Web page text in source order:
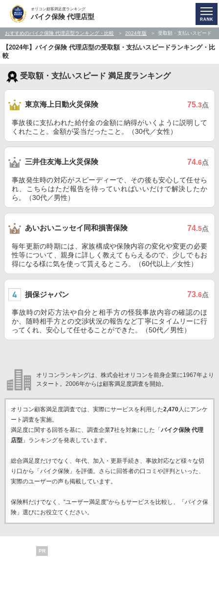
オリコン顧客満足度ランキング
バイク保険 代理店型
おすすめのバイク保険 代理店型ランキング・比較 2024年版 受取額・支払いスピード
【2024年】バイク保険 代理店型の受取額・支払いスピードランキング・比
較
受取額・支払いスピード 満足度ランキング
東京海上日動火災保険 75.3点
事故後に支払われた給付金の金額に納得がいくように説明して
くれたこと。金額が妥当だったこと。（30代／女性）
三井住友海上火災保険 74.6点
事故発生時の対応がスピーディーで、その後も安心して任せら
れ、こちらはただ報告を待っていればいいだけで解決したか
ら。（30代／男性）
あいおいニッセイ同和損害保険 74.5点
毎年更新の時期には、家族構成や保険内容の変化や変更の必要
性等について、親身に詳しく教えてもらえるので、少しでもお
得になる様に気を使って貰えるところ。（60代以上／女性）
損保ジャパン 73.6点
事故時の対応方法や自分と相手方の怪我事故内容の確認のほ
か、随時相手方との交渉状況の報告など丁寧にタイムリーに行
ってくれ、安心して任せることができた。（50代／男性）
オリコンランキングは、株式会社オリコンを前身企業に1967年より
スタート。2006年からは顧客満足度調査を開始。
オリコン顧客満足度調査では、実際にサービスを利用した2,470人にアンケ
ート調査を実施。
満足度に関する回答を基に、調査企業7社を対象にした「 バイク保険 代理
店型」ランキングを発表しています。
総合満足度だけでなく、年代、加入・更新手続き、事故対応など様々な切
り口から「バイク保険」を評価。さらに回答者の口コミや評判といった、
実際のユーザーの声も掲載しています。
保険料だけでなく、“ユーザー満足度”からもサービスを比較し、「バイク保
険」選びにお役立てください。
PR